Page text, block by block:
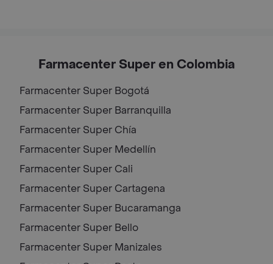
Farmacenter Super en Colombia
Farmacenter Super Bogotá
Farmacenter Super Barranquilla
Farmacenter Super Chía
Farmacenter Super Medellín
Farmacenter Super Cali
Farmacenter Super Cartagena
Farmacenter Super Bucaramanga
Farmacenter Super Bello
Farmacenter Super Manizales